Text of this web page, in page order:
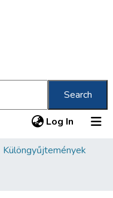
Search
Log In (current)
Különgyűjtemények